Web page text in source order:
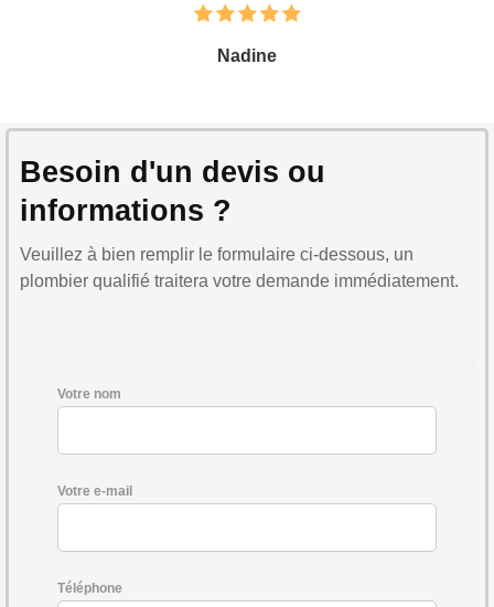
Nadine
Besoin d'un devis ou
informations ?
Veuillez à bien remplir le formulaire ci-dessous, un
plombier qualifié traitera votre demande immédiatement.
Votre nom
Votre e-mail
Téléphone